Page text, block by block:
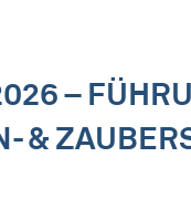
–
&